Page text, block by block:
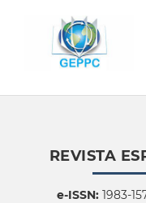
REVISTA
e-ISSN:1983-